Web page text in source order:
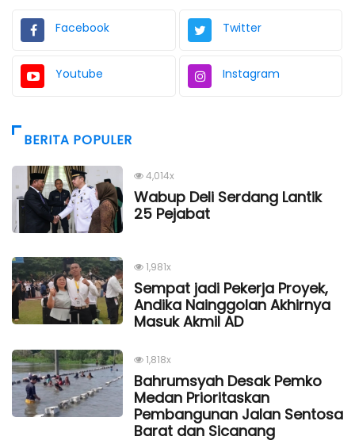
Facebook Twitter
Youtube Instagram
BERITA POPULER
4,014x
Wabup Deli Serdang Lantik
25 Pejabat
1,981x
Sempat jadi Pekerja Proyek,
Andika Nainggolan Akhirnya
Masuk Akmil AD
1,818x
Bahrumsyah Desak Pemko
Medan Prioritaskan
Pembangunan Jalan Sentosa
Barat dan Sicanang